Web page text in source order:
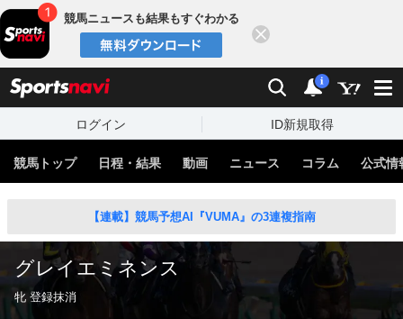
競馬ニュースも結果もすぐわかる
検索 通知
i
ログイン ID新規取得
競馬トップ 日程・結果 動画 ニュース コラム 公式情
【連載】競馬予想AI『VUMA』の3連複指南
グレイエミネンス
牝 登録抹消